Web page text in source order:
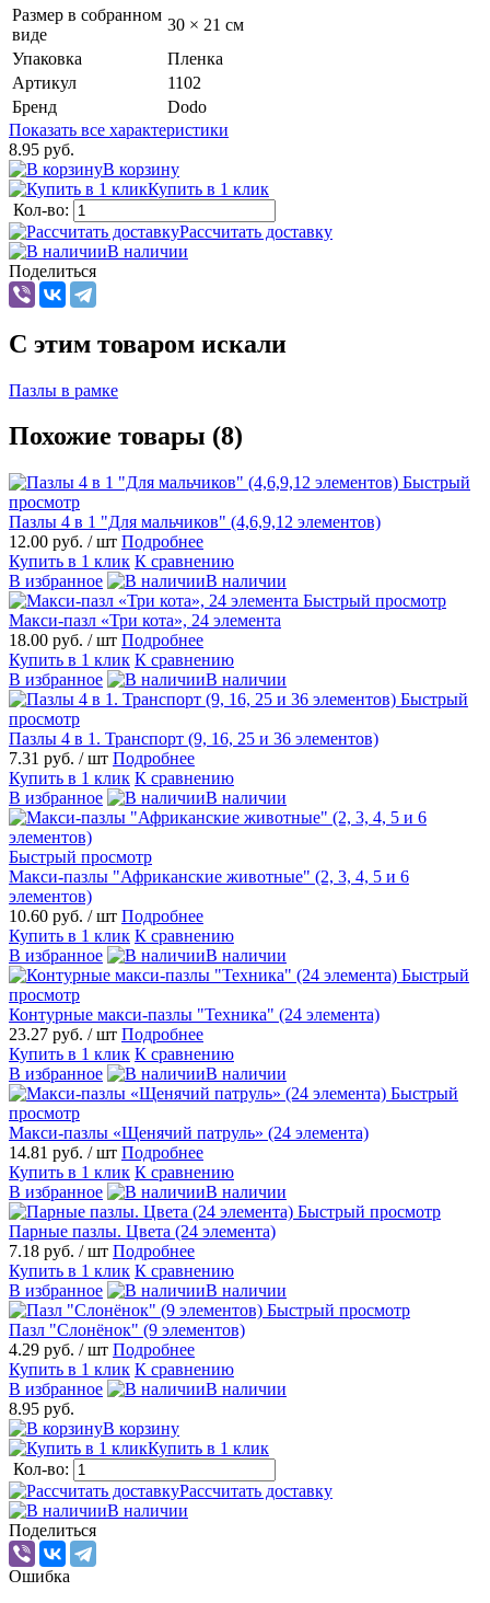
Размер в собранном
виде
30 × 21 см
Упаковка
Пленка
Артикул
1102
Бренд
Dodo
Показать все характеристики
8.95 руб.
В корзину
Купить в 1 клик
Кол-во:
Рассчитать доставку
В наличии
Поделиться
C этим товаром искали
Пазлы в рамке
Похожие товары (8)
Быстрый
просмотр
Пазлы 4 в 1 "Для мальчиков" (4,6,9,12 элементов)
12.00 руб. / шт Подробнее
Купить в 1 клик К сравнению
В избранное
В наличии
Быстрый просмотр
Макси-пазл «Три кота», 24 элемента
18.00 руб. / шт Подробнее
Купить в 1 клик К сравнению
В избранное
В наличии
Быстрый
просмотр
Пазлы 4 в 1. Транспорт (9, 16, 25 и 36 элементов)
7.31 руб. / шт Подробнее
Купить в 1 клик К сравнению
В избранное
В наличии
Быстрый просмотр
Макси-пазлы "Африканские животные" (2, 3, 4, 5 и 6
элементов)
10.60 руб. / шт Подробнее
Купить в 1 клик К сравнению
В избранное
В наличии
Быстрый
просмотр
Контурные макси-пазлы "Техника" (24 элемента)
23.27 руб. / шт Подробнее
Купить в 1 клик К сравнению
В избранное
В наличии
Быстрый
просмотр
Макси-пазлы «Щенячий патруль» (24 элемента)
14.81 руб. / шт Подробнее
Купить в 1 клик К сравнению
В избранное
В наличии
Быстрый просмотр
Парные пазлы. Цвета (24 элемента)
7.18 руб. / шт Подробнее
Купить в 1 клик К сравнению
В избранное
В наличии
Быстрый просмотр
Пазл "Слонёнок" (9 элементов)
4.29 руб. / шт Подробнее
Купить в 1 клик К сравнению
В избранное
В наличии
8.95 руб.
В корзину
Купить в 1 клик
Кол-во:
Рассчитать доставку
В наличии
Поделиться
Ошибка